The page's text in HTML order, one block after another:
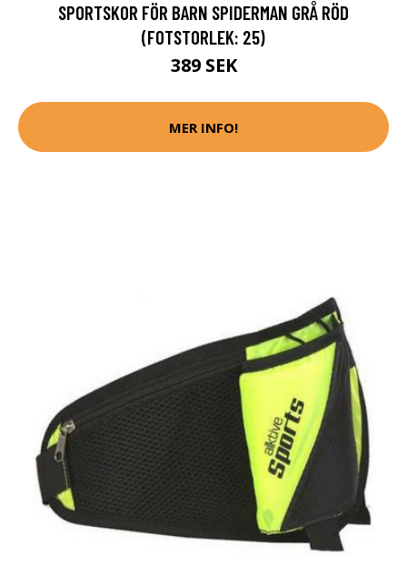
SPORTSKOR FÖR BARN SPIDERMAN GRÅ RÖD
(FOTSTORLEK: 25)
389 SEK
MER INFO!